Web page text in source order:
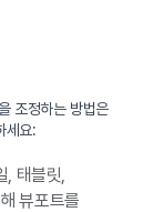
조정하는 방법은
세요:
, 태블릿,
뷰포트를